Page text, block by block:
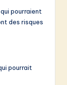
pourraient
des risques
pourrait